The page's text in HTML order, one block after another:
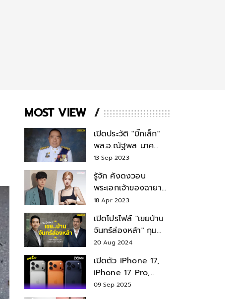
MOST VIEW
เปิดประวัติ "บิ๊กเล็ก"
พล.อ.ณัฐพล นาค
พาณิชย์ จากเลขาฯ
สมช.-เลขาฯ
รมว.กลาโหม
13 Sep 2023
รู้จัก คังดงวอน
พระเอกเจ้าของฉายา
สมบัติแห่งชาติ หลังมี
18 Apr 2023
เปิดโปรไฟล์ "เขยบ้าน
จันทร์ส่องหล้า" กุม
บังเหียนธุรกิจตระกูล
"ชินวัตร"
20 Aug 2024
เปิดตัว iPhone 17,
iPhone 17 Pro,
iPhone 17 Air สเปค
09 Sep 2025